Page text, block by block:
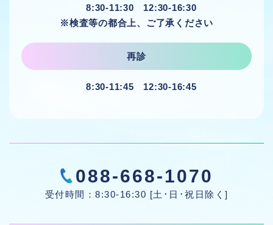
8:30-11:30 12:30-16:30
※検査等の都合上、ご了承ください
再診
8:30-11:45 12:30-16:45
088-668-1070
受付時間：8:30-16:30 [土･日･祝日除く]